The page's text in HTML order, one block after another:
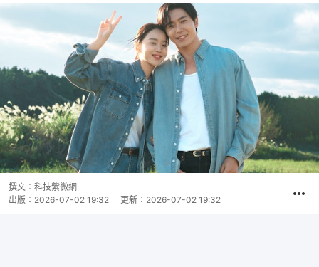
撰文： 科技紫微網
出版： 2026-07-02 19:32 更新： 2026-07-02 19:32